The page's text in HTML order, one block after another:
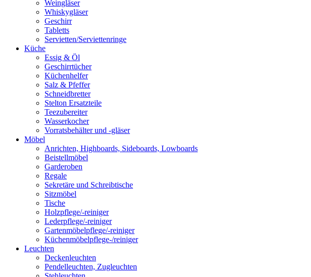
Weingläser
Whiskygläser
Geschirr
Tabletts
Servietten/Serviettenringe
Küche
Essig & Öl
Geschirrtücher
Küchenhelfer
Salz & Pfeffer
Schneidbretter
Stelton Ersatzteile
Teezubereiter
Wasserkocher
Vorratsbehälter und -gläser
Möbel
Anrichten, Highboards, Sideboards, Lowboards
Beistellmöbel
Garderoben
Regale
Sekretäre und Schreibtische
Sitzmöbel
Tische
Holzpflege/-reiniger
Lederpflege/-reiniger
Gartenmöbelpflege/-reiniger
Küchenmöbelpflege-/reiniger
Leuchten
Deckenleuchten
Pendelleuchten, Zugleuchten